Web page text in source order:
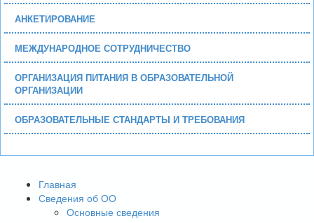
АНКЕТИРОВАНИЕ
МЕЖДУНАРОДНОЕ СОТРУДНИЧЕСТВО
ОРГАНИЗАЦИЯ ПИТАНИЯ В ОБРАЗОВАТЕЛЬНОЙ
ОРГАНИЗАЦИИ
ОБРАЗОВАТЕЛЬНЫЕ СТАНДАРТЫ И ТРЕБОВАНИЯ
Главная
Сведения об ОО
Основные сведения